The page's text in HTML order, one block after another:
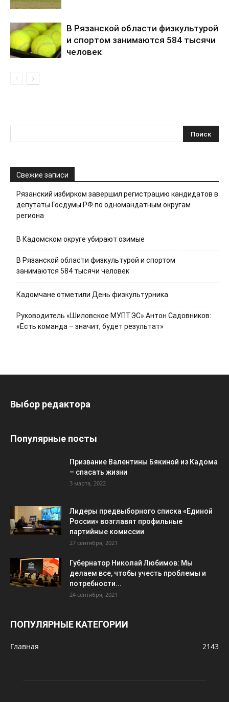
В Рязанской области физкультурой
и спортом занимаются 584 тысячи
человек
Свежие записи
Рязанский избирком завершил регистрацию кандидатов в
депутаты Госдумы РФ по одномандатным округам
региона
В Кадомском округе убирают озимые
В Рязанской области физкультурой и спортом
занимаются 584 тысячи человек
Кадомчане отметили День физкультурника
Руководитель «Шиловское МУПТЭС» Антон Садовников:
«Есть команда – значит, будет результат»
Выбор редактора
Популярные посты
Призвание Валентины Бякиной из Кадома
– спасать жизни
3 марта, 2022
Лидеры предвыборного списка «Единой
России» возглавят профильные
партийные комиссии
27 сентября, 2021
Губернатор Николай Любимов: Мы
делаем все, чтобы учесть проблемы и
потребности...
24 сентября, 2021
ПОПУЛЯРНЫЕ КАТЕГОРИИ
Главная 2143